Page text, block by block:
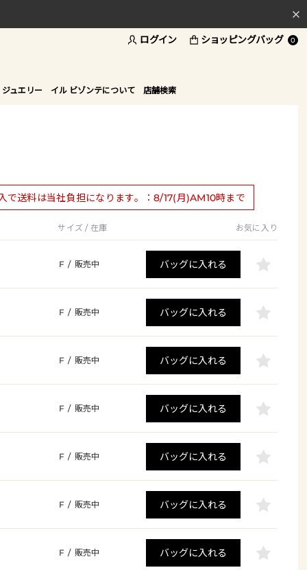
ログイン ショッピングバッグ 0
ュエリー イル ビゾンテについて 店舗検索
で送料は当社負担になります。：8/17(月)AM10時まで
サイズ / 在庫 お気に入り
F / 販売中 バッグに入れる
F / 販売中 バッグに入れる
F / 販売中 バッグに入れる
F / 販売中 バッグに入れる
F / 販売中 バッグに入れる
F / 販売中 バッグに入れる
F / 販売中 バッグに入れる